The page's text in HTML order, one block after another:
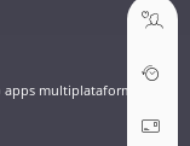
apps multiplataforma
ABRIR TICKET